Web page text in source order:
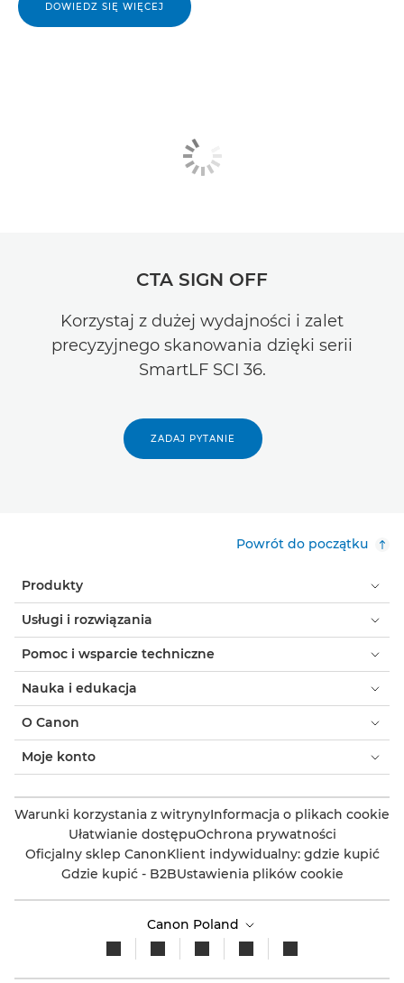
DOWIEDZ SIĘ WIĘCEJ
CTA SIGN OFF
Korzystaj z dużej wydajności i zalet
precyzyjnego skanowania dzięki serii
SmartLF SCI 36.
ZADAJ PYTANIE
Powrót do początku
Produkty
Usługi i rozwiązania
Pomoc i wsparcie techniczne
Nauka i edukacja
O Canon
Moje konto
Warunki korzystania z witrynyInformacja o plikach cookie
Ułatwianie dostępuOchrona prywatności
Oficjalny sklep CanonKlient indywidualny: gdzie kupić
Gdzie kupić - B2BUstawienia plików cookie
Canon Poland